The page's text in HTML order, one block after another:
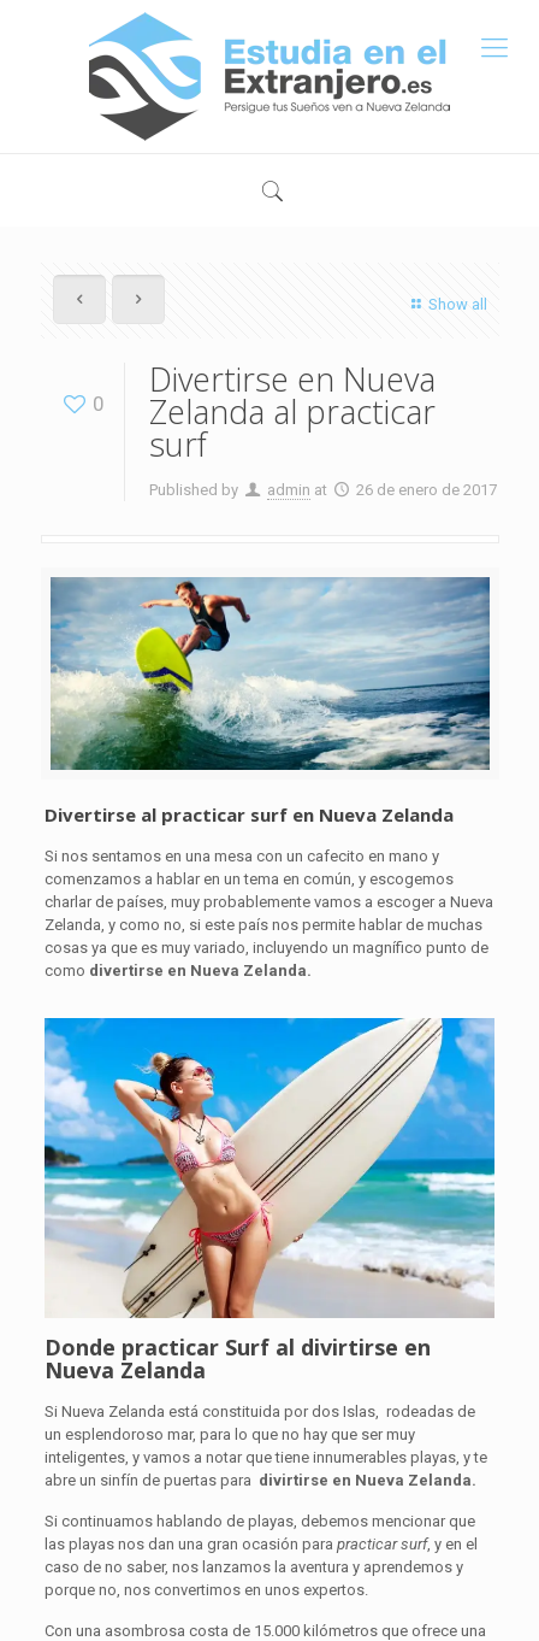
Show all
0
Divertirse en Nueva
Zelanda al practicar
surf
Published by admin at 26 de enero de 2017
Divertirse al practicar surf en Nueva Zelanda
Si nos sentamos en una mesa con un cafecito en mano y
comenzamos a hablar en un tema en común, y escogemos
charlar de países, muy probablemente vamos a escoger a Nueva
Zelanda, y como no, si este país nos permite hablar de muchas
cosas ya que es muy variado, incluyendo un magnífico punto de
como divertirse en Nueva Zelanda.
Donde practicar Surf al divirtirse en
Nueva Zelanda
Si Nueva Zelanda está constituida por dos Islas, rodeadas de
un esplendoroso mar, para lo que no hay que ser muy
inteligentes, y vamos a notar que tiene innumerables playas, y te
abre un sinfín de puertas para divirtirse en Nueva Zelanda.
Si continuamos hablando de playas, debemos mencionar que
las playas nos dan una gran ocasión parapracticar surf, y en el
caso de no saber, nos lanzamos la aventura y aprendemos y
porque no, nos convertimos en unos expertos.
Con una asombrosa costa de 15.000 kilómetros que ofrece una